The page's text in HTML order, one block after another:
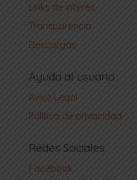
Links de interés
Transparencia
Descargas
Ayuda al usuario
Aviso Legal
Política de privacidad
Redes Sociales
Facebook